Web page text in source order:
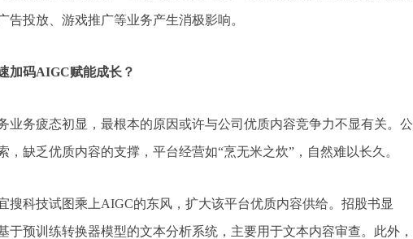
告投放、游戏推广等业务产生消极影响。
加码AIGC赋能成长？
业务疲态初显，最根本的原因或许与公司优质内容竞争力不显有关。公
，缺乏优质内容的支撑，平台经营如“烹无米之炊”，自然难以长久。
搜科技试图乘上AIGC的东风，扩大该平台优质内容供给。招股书显
于预训练转换器模型的文本分析系统，主要用于文本内容审查。此外，